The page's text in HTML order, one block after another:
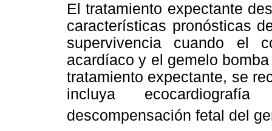
El tratamiento expectante
características pronósticas
supervivencia cuando el
acardíaco y el gemelo
tratamiento expectante, se
incluya
descompensación fetal del